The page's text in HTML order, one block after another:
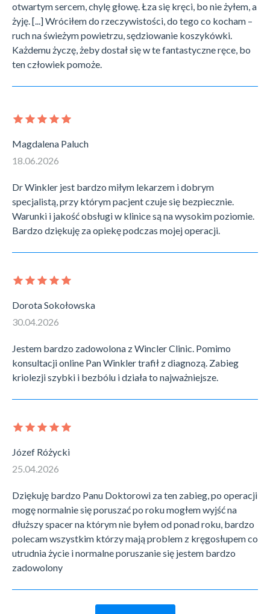
otwartym sercem, chylę głowę. Łza się kręci, bo nie żyłem, a
żyję. [...] Wróciłem do rzeczywistości, do tego co kocham –
ruch na świeżym powietrzu, sędziowanie koszykówki.
Każdemu życzę, żeby dostał się w te fantastyczne ręce, bo
ten człowiek pomoże.
Magdalena Paluch
18.06.2026
Dr Winkler jest bardzo miłym lekarzem i dobrym
specjalistą, przy którym pacjent czuje się bezpiecznie.
Warunki i jakość obsługi w klinice są na wysokim poziomie.
Bardzo dziękuję za opiekę podczas mojej operacji.
Dorota Sokołowska
30.04.2026
Jestem bardzo zadowolona z Wincler Clinic. Pomimo
konsultacji online Pan Winkler trafił z diagnozą. Zabieg
kriolezji szybki i bezbólu i działa to najważniejsze.
Józef Różycki
25.04.2026
Dziękuję bardzo Panu Doktorowi za ten zabieg, po operacji
mogę normalnie się poruszać po roku mogłem wyjść na
dłuższy spacer na którym nie byłem od ponad roku, bardzo
polecam wszystkim którzy mają problem z kręgosłupem co
utrudnia życie i normalne poruszanie się jestem bardzo
zadowolony